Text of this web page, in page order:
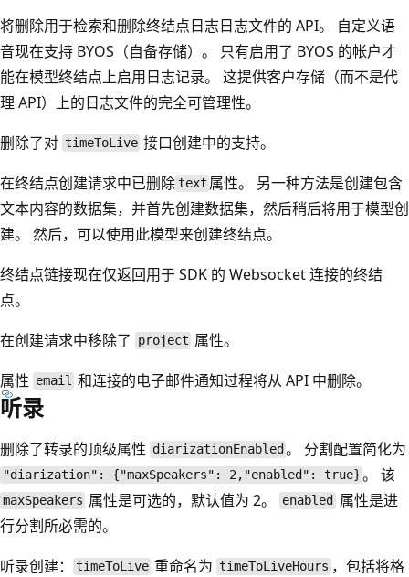
将删除用于检索和删除终结点日志日志文件的 API。 自定义语
音现在支持 BYOS（自备存储）。 只有启用了 BYOS 的帐户才
能在模型终结点上启用日志记录。 这提供客户存储（而不是代
理 API）上的日志文件的完全可管理性。
删除了对 timeToLive 接口创建中的支持。
在终结点创建请求中已删除text 属性。 另一种方法是创建包含
文本内容的数据集，并首先创建数据集，然后稍后将用于模型创
建。 然后，可以使用此模型来创建终结点。
终结点链接现在仅返回用于 SDK 的 Websocket 连接的终结
点。
在创建请求中移除了
project 属性。
属性 email 和连接的电子邮件通知过程将从 API 中删除。
听录
删除了转录的顶级属性 diarizationEnabled 。 分割配置简化为
"diarization": {"maxSpeakers": 2,"enabled": true} 。 该
maxSpeakers 属性是可选的，默认值为 2。 enabled
属性是进
行分割所必需的。
听录创建：
timeToLive 重命名为 timeToLiveHours ，包括将格